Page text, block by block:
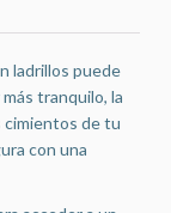
ladrillos puede
tranquilo, la
cimientos de tu
con una